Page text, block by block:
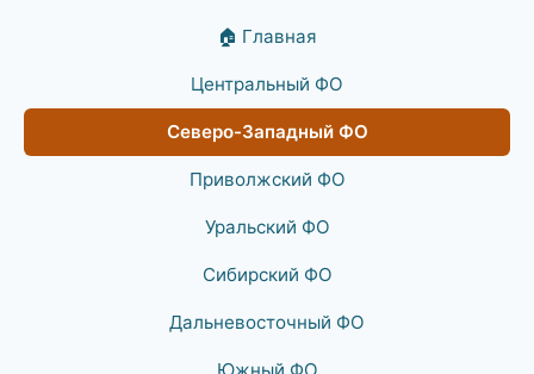
🏠 Главная
Центральный ФО
Северо-Западный ФО
Приволжский ФО
Уральский ФО
Сибирский ФО
Дальневосточный ФО